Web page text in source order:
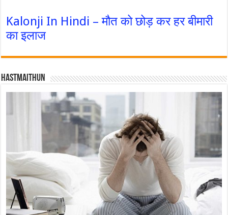
Kalonji In Hindi – मौत को छोड़ कर हर बीमारी
का इलाज
Hastmaithun